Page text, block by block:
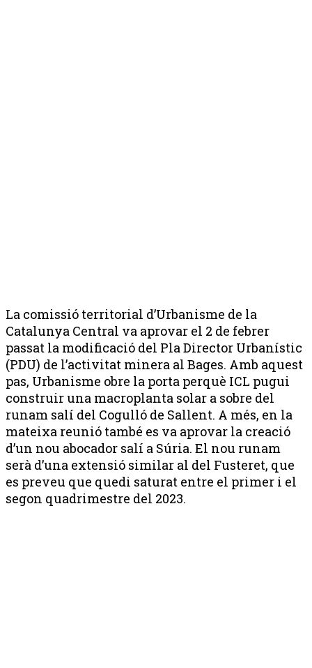
La comissió territorial d’Urbanisme de la
Catalunya Central va aprovar el 2 de febrer
passat la modificació del Pla Director Urbanístic
(PDU) de l’activitat minera al Bages. Amb aquest
pas, Urbanisme obre la porta perquè ICL pugui
construir una macroplanta solar a sobre del
runam salí del Cogulló de Sallent. A més, en la
mateixa reunió també es va aprovar la creació
d’un nou abocador salí a Súria. El nou runam
serà d’una extensió similar al del Fusteret, que
es preveu que quedi saturat entre el primer i el
segon quadrimestre del 2023.